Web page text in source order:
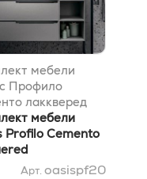
мебели
Профило
лаккверед
мебели
Profilo Cemento
Арт. oasispf20